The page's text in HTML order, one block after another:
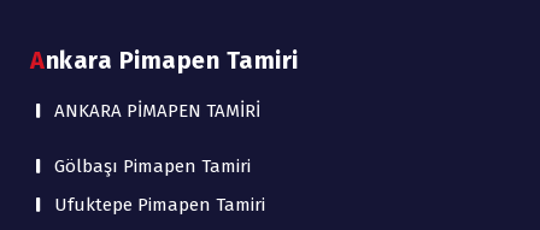
Ankara Pimapen Tamiri
ANKARA PİMAPEN TAMİRİ
Gölbaşı Pimapen Tamiri
Ufuktepe Pimapen Tamiri